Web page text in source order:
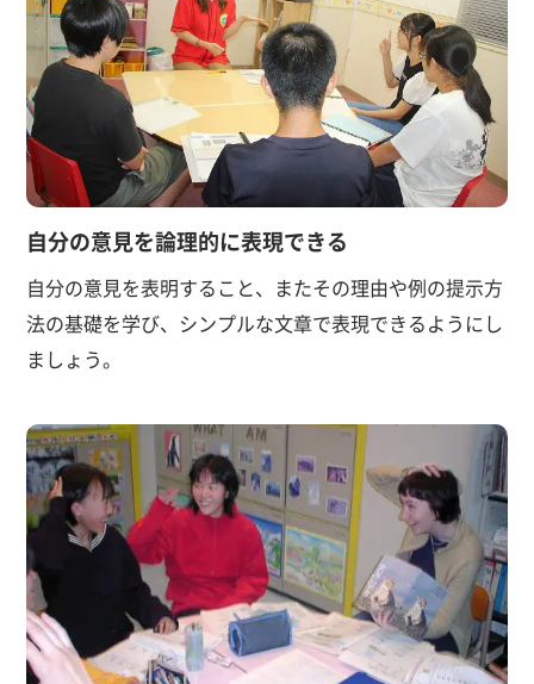
自分の意見を論理的に表現できる
自分の意見を表明すること、またその理由や例の提示方
法の基礎を学び、シンプルな文章で表現できるようにし
ましょう。